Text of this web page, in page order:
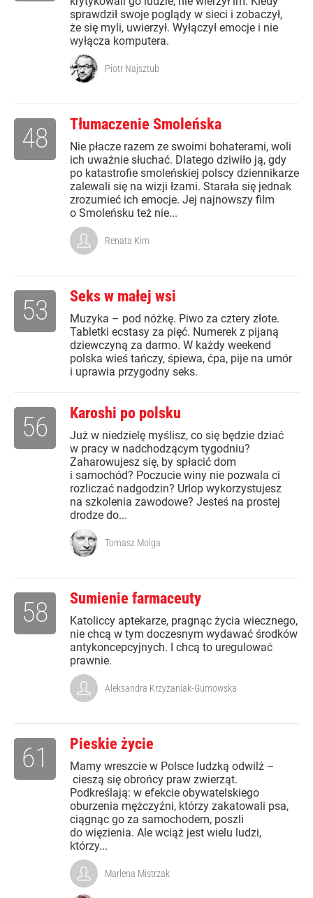
sprawdził swoje poglądy w sieci i zobaczył,
że się myli, uwierzył. Wyłączył emocje i nie
wyłącza komputera.
Piotr Najsztub
Tłumaczenie Smoleńska
Nie płacze razem ze swoimi bohaterami, woli
ich uważnie słuchać. Dlatego dziwiło ją, gdy
po katastrofie smoleńskiej polscy dziennikarze
zalewali się na wizji łzami. Starała się jednak
zrozumieć ich emocje. Jej najnowszy film
o Smoleńsku też nie...
48
Renata Kim
Seks w małej wsi
Muzyka – pod nóżkę. Piwo za cztery złote.
Tabletki ecstasy za pięć. Numerek z pijaną
dziewczyną za darmo. W każdy weekend
polska wieś tańczy, śpiewa, ćpa, pije na umór
i uprawia przygodny seks.
53
Karoshi po polsku
Już w niedzielę myślisz, co się będzie dziać
w pracy w nadchodzącym tygodniu?
Zaharowujesz się, by spłacić dom
i samochód? Poczucie winy nie pozwala ci
rozliczać nadgodzin? Urlop wykorzystujesz
na szkolenia zawodowe? Jesteś na prostej
drodze do...
56
Tomasz Molga
Sumienie farmaceuty
Katoliccy aptekarze, pragnąc życia wiecznego,
nie chcą w tym doczesnym wydawać środków
antykoncepcyjnych. I chcą to uregulować
prawnie.
58
Aleksandra Krzyżaniak-Gumowska
Pieskie życie
Mamy wreszcie w Polsce ludzką odwilż –
cieszą się obrońcy praw zwierząt.
Podkreślają: w efekcie obywatelskiego
oburzenia mężczyźni, którzy zakatowali psa,
ciągnąc go za samochodem, poszli
do więzienia. Ale wciąż jest wielu ludzi,
którzy...
61
Marlena Mistrzak